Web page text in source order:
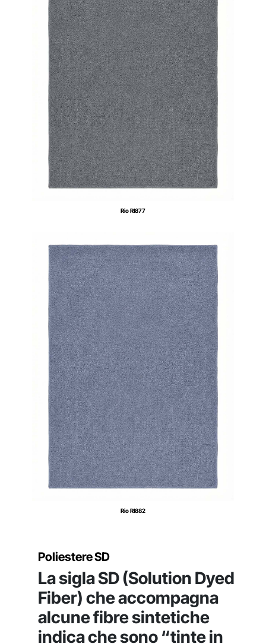
Rio RI877
Rio RI882
Poliestere SD
La sigla SD (Solution Dyed
Fiber) che accompagna
alcune fibre sintetiche
indica che sono “tinte in